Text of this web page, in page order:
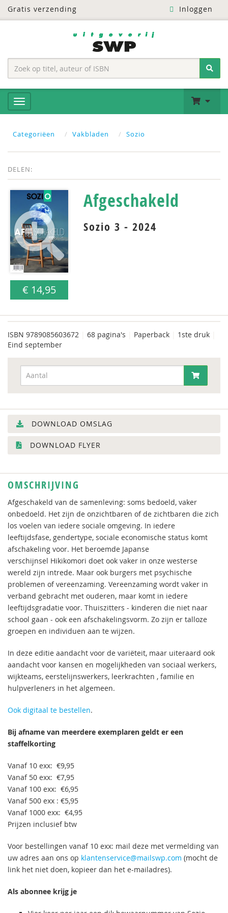
Gratis verzending Inloggen
Categoriëen Vakbladen Sozio
DELEN:
€ 14,95
Afgeschakeld
Sozio 3 - 2024
ISBN 9789085603672 68 pagina's Paperback 1ste druk
Eind september
DOWNLOAD OMSLAG
DOWNLOAD FLYER
OMSCHRIJVING
Afgeschakeld van de samenleving: soms bedoeld, vaker
onbedoeld. Het zijn de onzichtbaren of de zichtbaren die zich
los voelen van iedere sociale omgeving. In iedere
leeftijdsfase, gendertype, sociale economische status komt
afschakeling voor. Het beroemde Japanse
verschijnsel Hikikomori doet ook vaker in onze westerse
wereld zijn intrede. Maar ook burgers met psychische
problemen of vereenzaming. Vereenzaming wordt vaker in
verband gebracht met ouderen, maar komt in iedere
leeftijdsgradatie voor. Thuiszitters - kinderen die niet naar
school gaan - ook een afschakelingsvorm. Zo zijn er talloze
groepen en individuen aan te wijzen.
In deze editie aandacht voor de variëteit, maar uiteraard ook
aandacht voor kansen en mogelijkheden van sociaal werkers,
wijkteams, eerstelijnswerkers, leerkrachten , familie en
hulpverleners in het algemeen.
Ook digitaal te bestellen.
Bij afname van meerdere exemplaren geldt er een
staffelkorting
Vanaf 10 exx: €9,95
Vanaf 50 exx: €7,95
Vanaf 100 exx: €6,95
Vanaf 500 exx : €5,95
Vanaf 1000 exx: €4,95
Prijzen inclusief btw
Voor bestellingen vanaf 10 exx: mail deze met vermelding van
uw adres aan ons op klantenservice@mailswp.com (mocht de
link het niet doen, kopieer dan het e-mailadres).
Als abonnee krijg je